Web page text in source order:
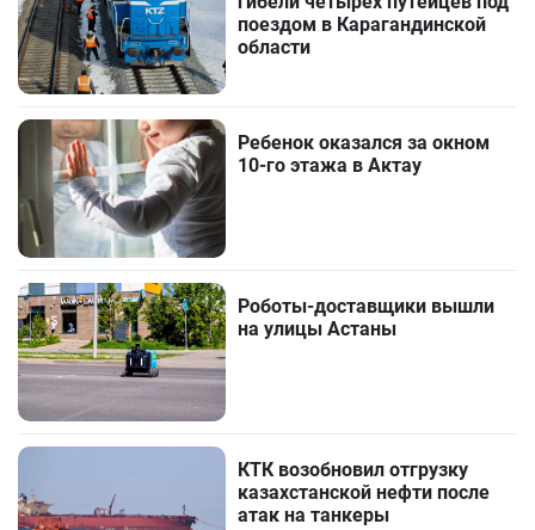
поездом в Карагандинской
области
Ребенок оказался за окном
10-го этажа в Актау
Роботы-доставщики вышли
на улицы Астаны
КТК возобновил отгрузку
казахстанской нефти после
атак на танкеры